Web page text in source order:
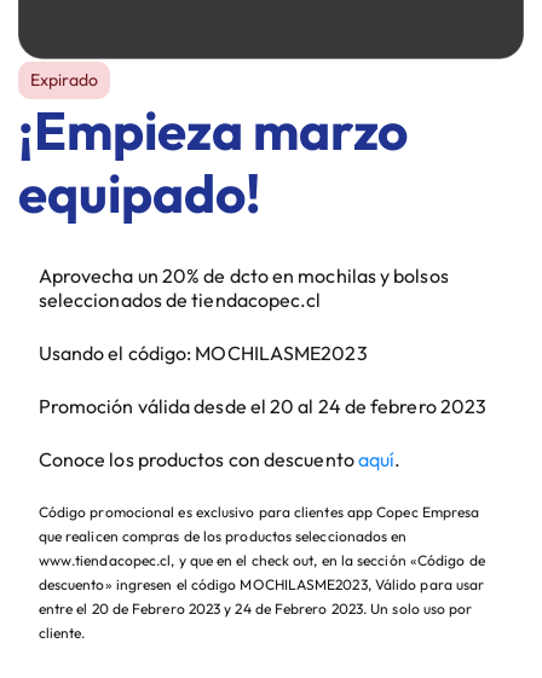
Expirado
¡Empieza marzo
equipado!
Aprovecha un 20% de dcto en mochilas y bolsos
seleccionados de tiendacopec.cl
Usando el código: MOCHILASME2023
Promoción válida desde el 20 al 24 de febrero 2023
Conoce los productos con descuentoaquí.
Código promocional es exclusivo para clientes app Copec Empresa
que realicen compras de los productos seleccionados en
www.tiendacopec.cl, y que en el check out, en la sección «Código de
descuento» ingresen el código MOCHILASME2023, Válido para usar
entre el 20 de Febrero 2023 y 24 de Febrero 2023. Un solo uso por
cliente.